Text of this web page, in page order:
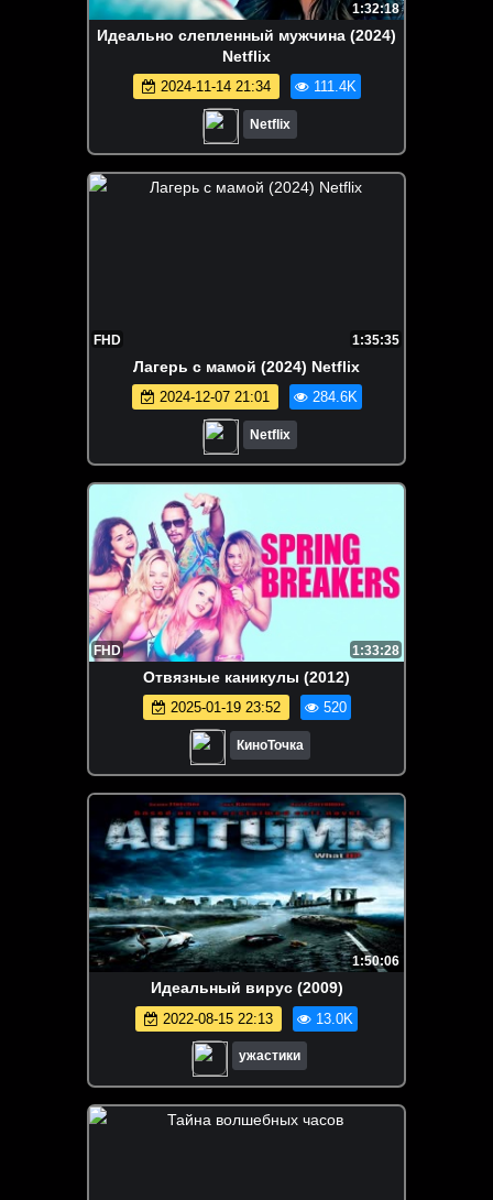
1:32:18
Идеально слепленный мужчина (2024)
Netflix
2024-11-14 21:34 111.4K
Netflix
FHD 1:35:35
Лагерь с мамой (2024) Netflix
2024-12-07 21:01 284.6K
Netflix
FHD 1:33:28
Отвязные каникулы (2012)
2025-01-19 23:52 520
КиноТочка
1:50:06
Идеальный вирус (2009)
2022-08-15 22:13 13.0K
ужастики